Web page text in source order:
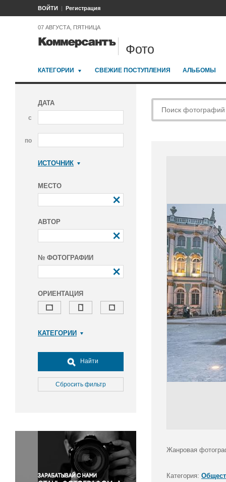
ВОЙТИ Регистрация
07 АВГУСТА, ПЯТНИЦА
Фото
КАТЕГОРИИ СВЕЖИЕ ПОСТУПЛЕНИЯ АЛЬБОМЫ
ДАТА
с
по
ИСТОЧНИК
МЕСТО
АВТОР
№ ФОТОГРАФИИ
ОРИЕНТАЦИЯ
КАТЕГОРИИ
Досуг, туризм и отдых
Культура
Медицина
Окружающая среда
Политика
Правосудие
Происшествия и конфликты
Найти
Сбросить фильтр
Жанровая
Категория: